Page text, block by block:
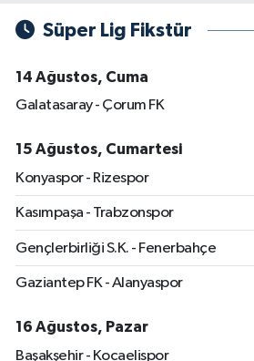
Süper Lig Fikstür
14 Ağustos, Cuma
Galatasaray - Çorum FK
15 Ağustos, Cumartesi
Konyaspor - Rizespor
Kasımpaşa - Trabzonspor
Gençlerbirliği S.K. - Fenerbahçe
Gaziantep FK - Alanyaspor
16 Ağustos, Pazar
Başakşehir - Kocaelispor